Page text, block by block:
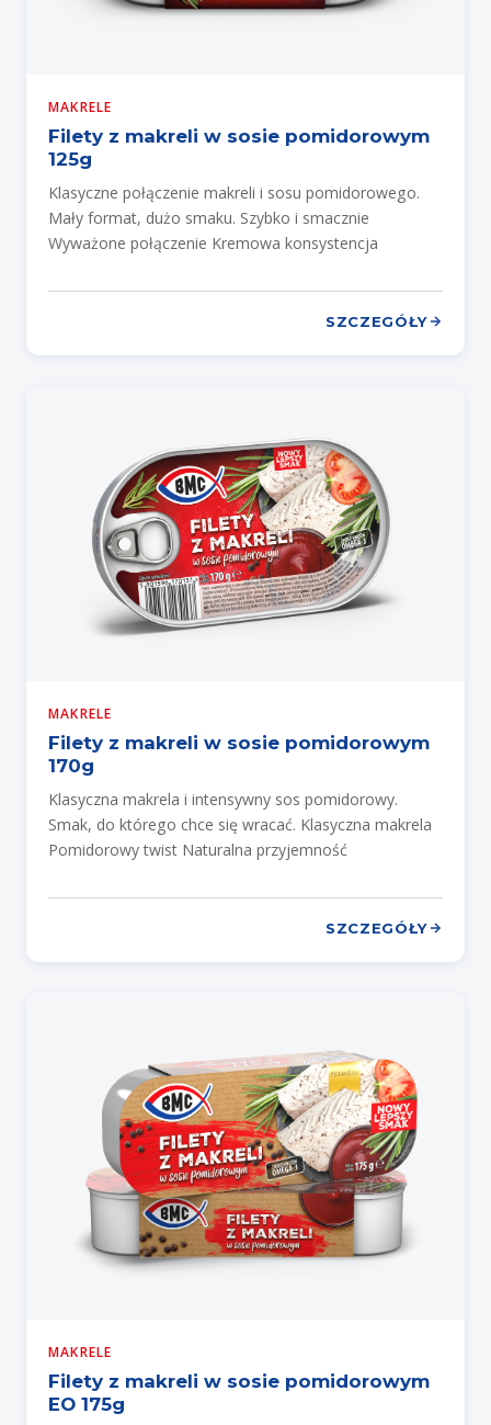
MAKRELE
Filety z makreli w sosie pomidorowym
125g
Klasyczne połączenie makreli i sosu pomidorowego.
Mały format, dużo smaku. Szybko i smacznie
Wyważone połączenie Kremowa konsystencja
SZCZEGÓŁY
MAKRELE
Filety z makreli w sosie pomidorowym
170g
Klasyczna makrela i intensywny sos pomidorowy.
Smak, do którego chce się wracać. Klasyczna makrela
Pomidorowy twist Naturalna przyjemność
SZCZEGÓŁY
MAKRELE
Filety z makreli w sosie pomidorowym
EO 175g